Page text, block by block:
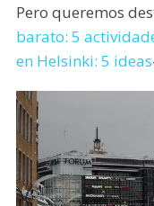
Pero queremos
barato: 5
en Helsinki: 5 ideas